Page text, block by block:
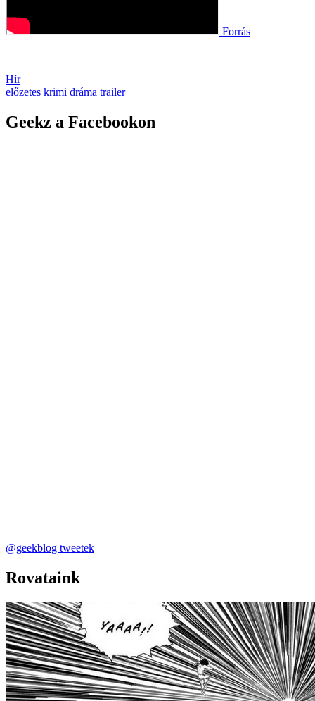
Forrás
Hír
előzetes krimi dráma trailer
Geekz a Facebookon
@geekblog tweetek
Rovataink